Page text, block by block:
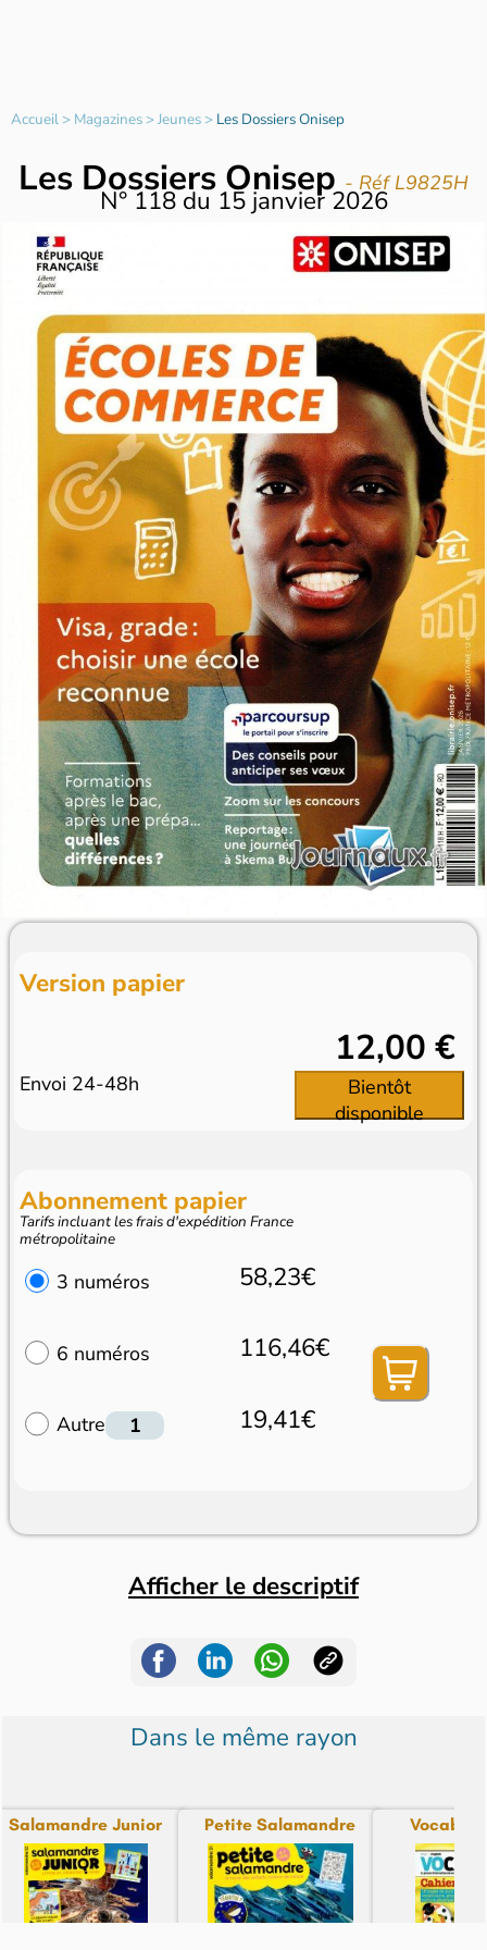
Accueil> Magazines>Jeunes> Les Dossiers Onisep
Les Dossiers Onisep - Réf L9825H
N°118du15 janvier 2026
Version papier
Envoi 24-48h
12,00 €
Bientôt
disponible
Abonnement papier
Tarifs incluant les frais d'expédition France
métropolitaine
3 numéros 58,23€
6 numéros 116,46€
Autre 19,41€
Afficher le descriptif
Dans le même rayon
Salamandre Junior Petite Salamandre Vocable